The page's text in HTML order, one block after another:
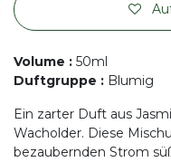
Volume : 50ml
Duftgruppe : Blumig
Ein zarter Duft aus
Wacholder. Diese
bezaubernden Strom